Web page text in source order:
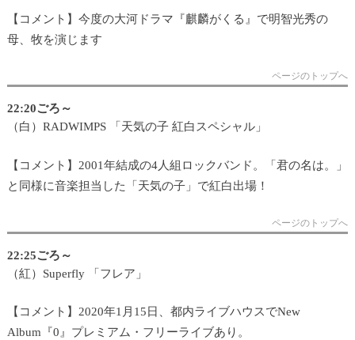
【コメント】今度の大河ドラマ『麒麟がくる』で明智光秀の
母、牧を演じます
ページのトップへ
22:20ごろ～
（白）RADWIMPS 「天気の子 紅白スペシャル」
【コメント】2001年結成の4人組ロックバンド。「君の名は。」
と同様に音楽担当した「天気の子」で紅白出場！
ページのトップへ
22:25ごろ～
（紅）Superfly 「フレア」
【コメント】2020年1月15日、都内ライブハウスでNew
Album『0』プレミアム・フリーライブあり。